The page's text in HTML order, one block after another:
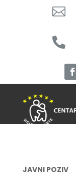


JAVNI POZIV